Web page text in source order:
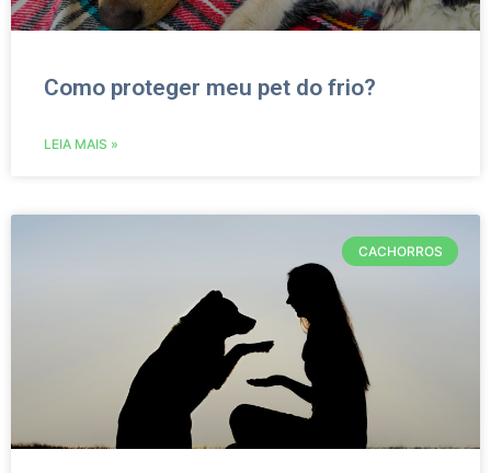
Como proteger meu pet do frio?
LEIA MAIS »
CACHORROS